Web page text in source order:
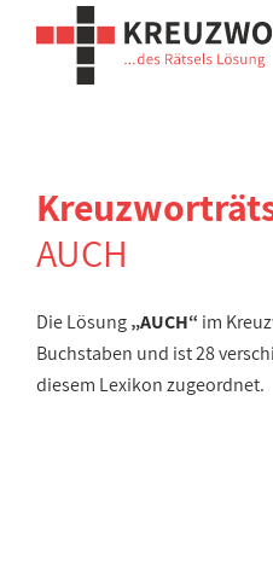
AUCH
Die Lösung„AUCH“ im
Buchstaben und ist 28
diesem Lexikon zugeordnet.